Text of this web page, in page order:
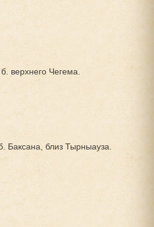
верхнего Чегема.
близ Тырныауза.